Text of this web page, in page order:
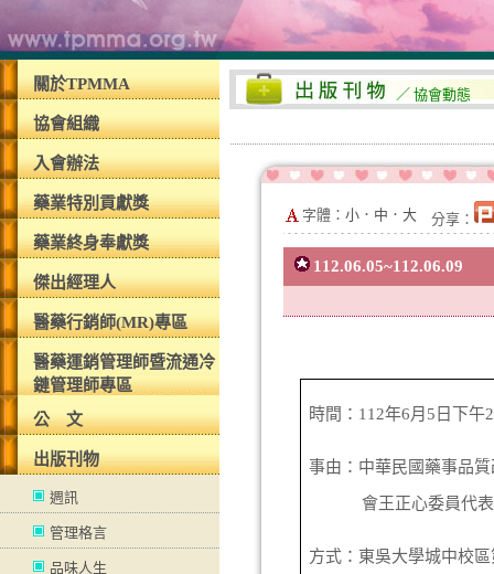
關於TPMMA
協會組織
入會辦法
藥業特別貢獻獎
藥業終身奉獻獎
傑出經理人
醫藥行銷師(MR)專區
醫藥運銷管理師暨流通冷
鏈管理師專區
公 文
出版刊物
週訊
管理格言
品味人生
／ 協會動態
字體： 小 ． 中 ． 大 分享：
112.06.05~112.06.09
時間： 112年6月 5 日下午2
事由：中華民國藥事品
會王正心委員代
方式：東吳大學城中校